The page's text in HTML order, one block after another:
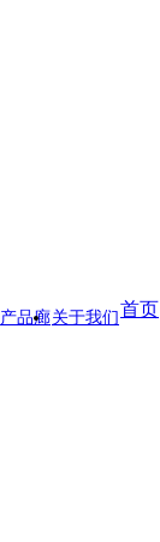
产品廊关于我们首页